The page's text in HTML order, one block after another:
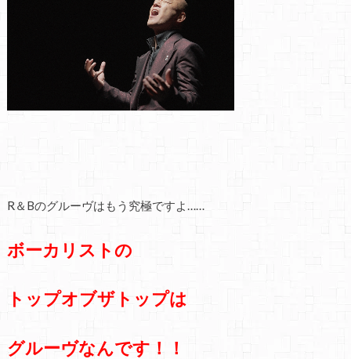
R＆Bのグルーヴはもう究極ですよ……
ボーカリストの
トップオブザトップは
グルーヴなんです！！